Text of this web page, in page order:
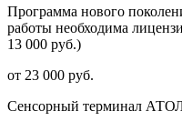
Программа нового
работы необходима
13 000 руб.)
от 23 000 руб.
Сенсорный терминал